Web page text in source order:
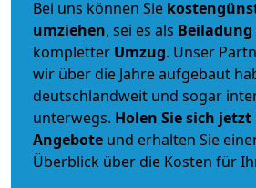
Bei uns können Sie
umziehen, sei es als Beiladung
kompletter Umzug. Unser
wir über die Jahre aufgebaut
deutschlandweit und sogar
unterwegs. Holen Sie sich
Angebote und erhalten Sie
Überblick über die Kosten für